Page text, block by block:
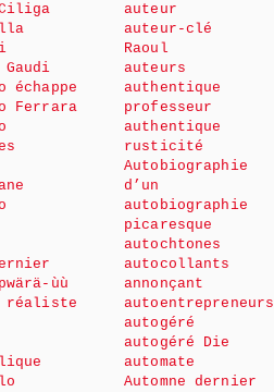
échappe
Ferrara
ùù
réaliste
auteur
auteur-clé
Raoul
auteurs
authentique
professeur
authentique
rusticité
Autobiographie
d’un
autobiographie
picaresque
autochtones
autocollants
annonçant
autoentrepreneurs
autogéré
autogéré Die
automate
Automne dernier